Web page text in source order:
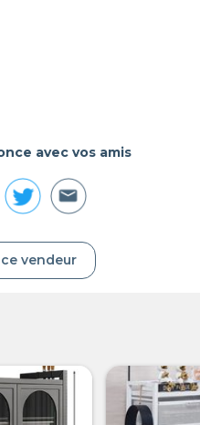
avec vos amis
vendeur